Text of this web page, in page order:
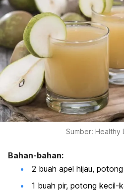
Sumber: Healthy
Bahan-bahan:
2 buah apel hijau,
1 buah pir, potong kecil-